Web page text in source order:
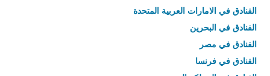
الفنادق في الامارات العربية المتحدة
الفنادق في البحرين
الفنادق في مصر
الفنادق في فرنسا